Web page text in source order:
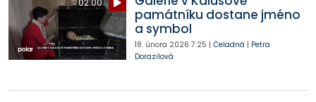
02:00
památníku dostane jméno
a symbol
18. února 2026 7:25 | Čeladná | Petra
Dorazilová